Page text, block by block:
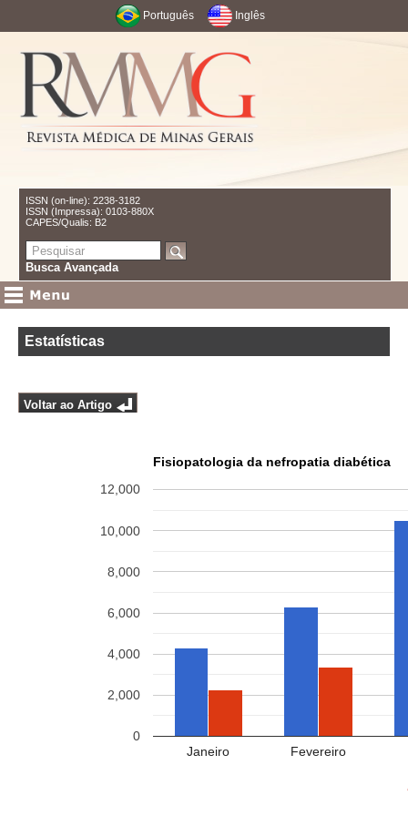
Português Inglês
ISSN (on-line): 2238-3182
ISSN (Impressa): 0103-880X
CAPES/Qualis: B2
Busca Avançada
Estatísticas
Voltar ao Artigo
Fisiopatologia da nefropatia diabética
Janeiro Fevereiro
0
2,000
4,000
6,000
8,000
10,000
12,000